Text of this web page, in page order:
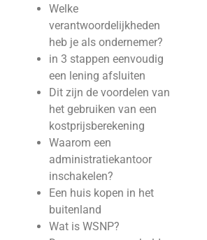
Welke
verantwoordelijkheden
heb je als ondernemer?
in 3 stappen eenvoudig
een lening afsluiten
Dit zijn de voordelen van
het gebruiken van een
kostprijsberekening
Waarom een
administratiekantoor
inschakelen?
Een huis kopen in het
buitenland
Wat is WSNP?